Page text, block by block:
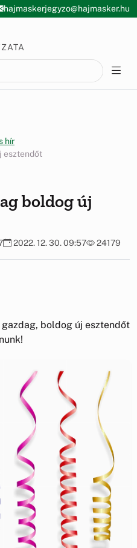
hajmaskerjegyzo@hajmasker.hu
hír
esztendőt
boldog új
2022. 12. 30. 09:57 24179
boldog új esztendőt